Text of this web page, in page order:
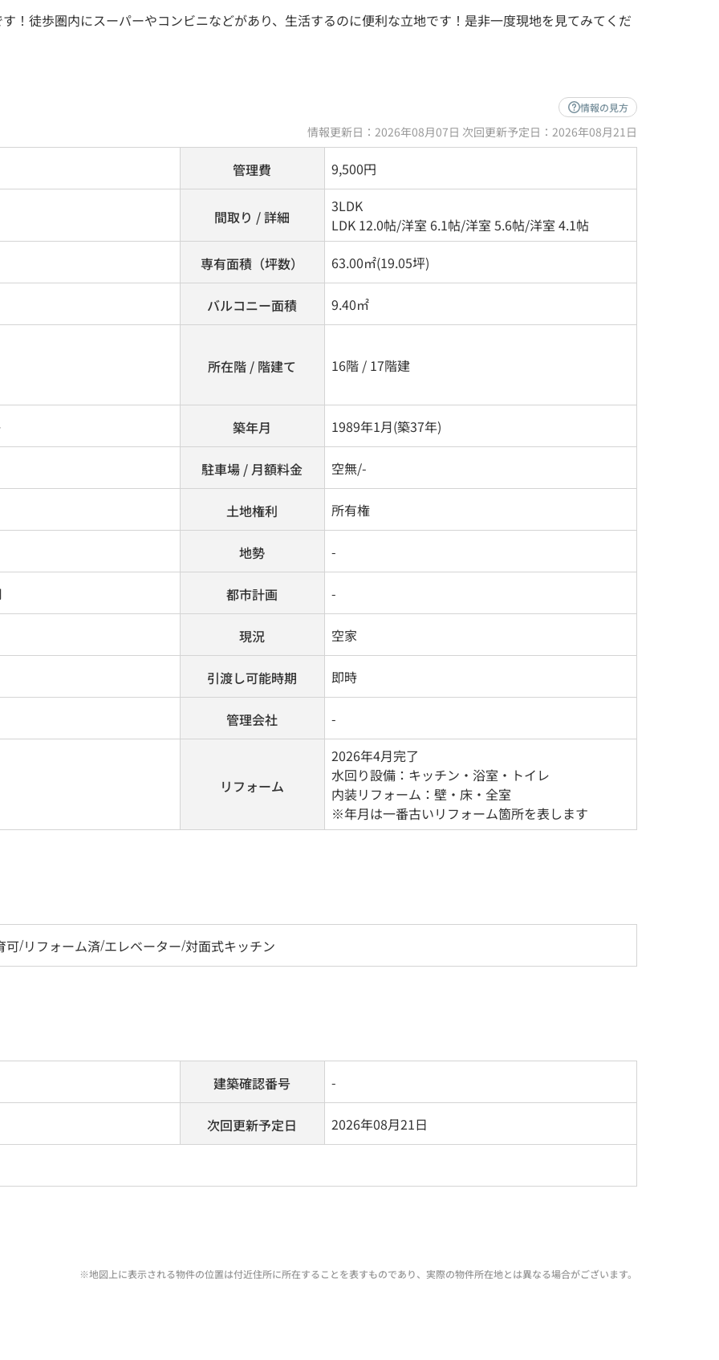
！徒歩圏内にスーパーやコンビニなどがあり、生活するのに便利な立地です！是非一度現地を見てみてくだ
情報の見方
情報更新日：2026年08月07日 次回更新予定日：2026年08月21日
管理費 9,500円
間取り / 詳細
3LDK
LDK 12.0帖/洋室 6.1帖/洋室 5.6帖/洋室 4.1帖
専有面積（坪数）
63.00㎡(19.05坪)
バルコニー面積 9.40㎡
所在階 / 階建て 16階 / 17階建
築年月 1989年1月(築37年)
駐車場 / 月額料金 空無/-
土地権利 所有権
地勢 -
都市計画 -
現況 空家
引渡し可能時期 即時
管理会社 -
リフォーム
2026年4月完了
水回り設備：キッチン・浴室・トイレ
内装リフォーム：壁・床・全室
※年月は一番古いリフォーム箇所を表します
可/リフォーム済/エレベーター/対面式キッチン
建築確認番号 -
次回更新予定日 2026年08月21日
※地図上に表示される物件の位置は付近住所に所在することを表すものであり、実際の物件所在地とは異なる場合がございます。